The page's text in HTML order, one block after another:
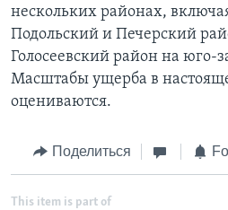
нескольких районах,
Подольский и Печерский
Голосеевский район на юго-
Масштабы ущерба в
оцениваются.
Поделиться
This item is part of